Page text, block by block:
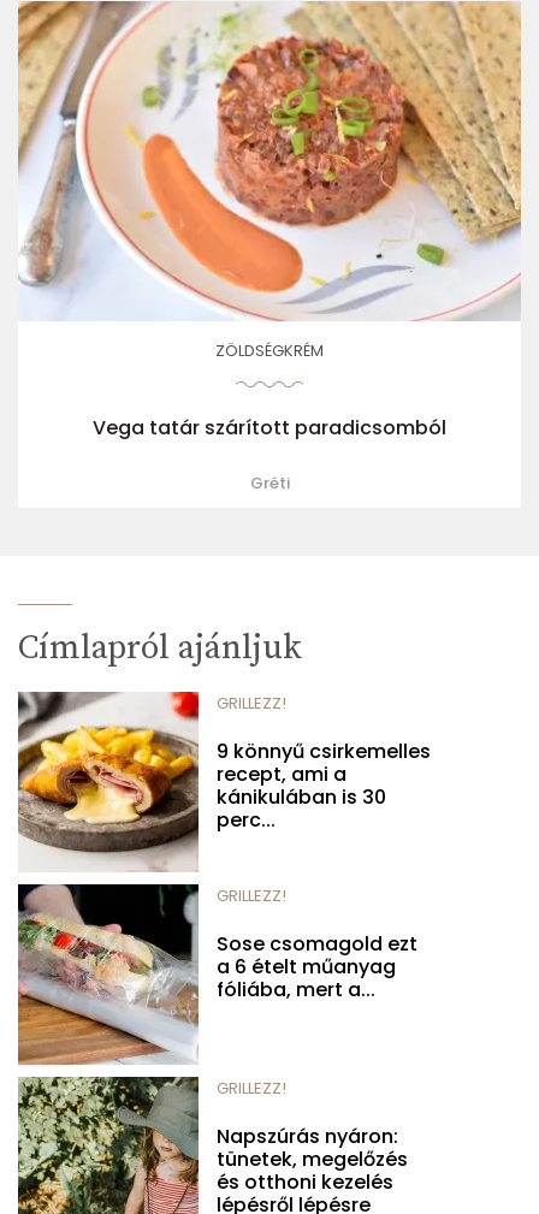
ZÖLDSÉGKRÉM
Vega tatár szárított paradicsomból
Gréti
Címlapról ajánljuk
GRILLEZZ!
9 könnyű csirkemelles
recept, ami a
kánikulában is 30
perc...
GRILLEZZ!
Sose csomagold ezt
a 6 ételt műanyag
fóliába, mert a...
GRILLEZZ!
Napszúrás nyáron:
tünetek, megelőzés
és otthoni kezelés
lépésről lépésre